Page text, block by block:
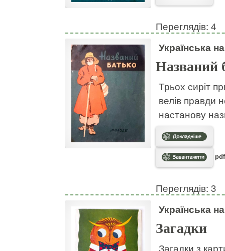
Переглядів: 4
Українська
Названий
Трьох сиріт
велів правди
настанову
Переглядів: 3
Українська
Загадки
Загадки з